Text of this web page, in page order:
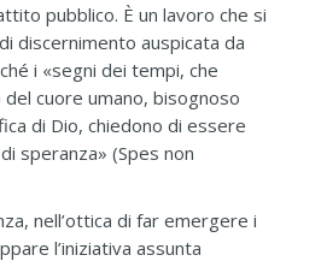
pubblico. È un lavoro che si
discernimento auspicata da
i «segni dei tempi, che
del cuore umano, bisognoso
di Dio, chiedono di essere
speranza» (Spes non
nell’ottica di far emergere i
l’iniziativa assunta